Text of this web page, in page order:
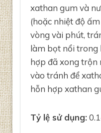
xathan gum và
(hoặc nhiệt độ
vòng vài phút,
làm bọt nổi trong
hợp đã xong trộn
vào tránh để
hỗn hợp xathan
Tỷ lệ sử dụng: